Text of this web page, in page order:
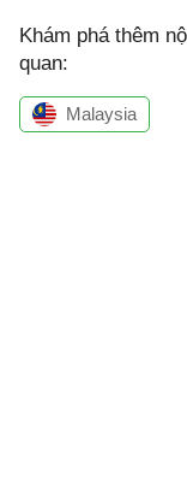
Khám phá thêm
quan:
Malaysia